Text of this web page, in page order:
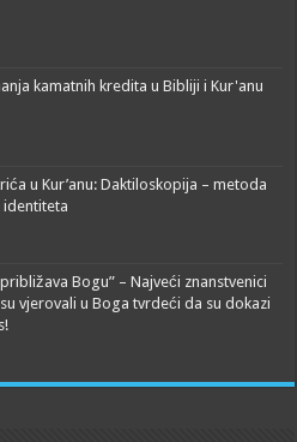
kamatnih kredita u Bibliji i Kur'anu
u Kur’anu: Daktiloskopija – metoda
identiteta
Bogu” – Najveći znanstvenici
vjerovali u Boga tvrdeći da su dokazi